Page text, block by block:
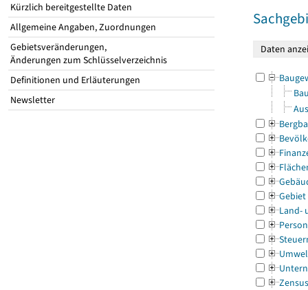
Kürzlich bereitgestellte Daten
Allgemeine Angaben, Zuordnungen
Gebietsveränderungen,
Änderungen zum Schlüsselverzeichnis
Definitionen und Erläuterungen
Newsletter
Gebiet
Land-
Zensus